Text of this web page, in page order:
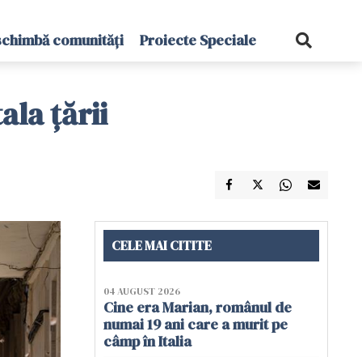
comunități Proiecte Speciale
țării
CELE MAI CITITE
04 AUGUST 2026
Cine era Marian, românul de
numai 19 ani care a murit pe
câmp în Italia